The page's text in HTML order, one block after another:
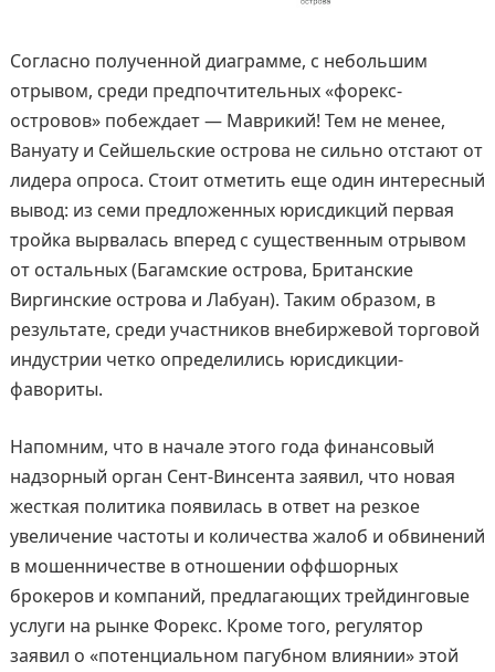
Согласно полученной диаграмме, с небольшим
отрывом, среди предпочтительных «форекс-
островов» побеждает — Маврикий! Тем не менее,
Вануату и Сейшельские острова не сильно отстают от
лидера опроса. Стоит отметить еще один интересный
вывод: из семи предложенных юрисдикций первая
тройка вырвалась вперед с существенным отрывом
от остальных (Багамские острова, Британские
Виргинские острова и Лабуан). Таким образом, в
результате, среди участников внебиржевой торговой
индустрии четко определились юрисдикции-
фавориты.
Напомним, что в начале этого года финансовый
надзорный орган Сент-Винсента заявил, что новая
жесткая политика появилась в ответ на резкое
увеличение частоты и количества жалоб и обвинений
в мошенничестве в отношении оффшорных
брокеров и компаний, предлагающих трейдинговые
услуги на рынке Форекс. Кроме того, регулятор
заявил о «потенциальном пагубном влиянии» этой